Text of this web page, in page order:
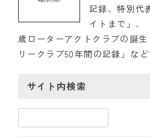
スケジュール
木曜会
記録、特別代
イトまで」、
歳ローターアクトクラブの誕
リークラブ50年間の記録」など
サイト内検索